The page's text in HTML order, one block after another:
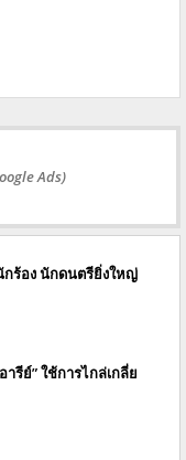
Ads)
ร้อง นักดนตรียิ่งใหญ่
รีย์” ใช้การไกล่เกลี่ย